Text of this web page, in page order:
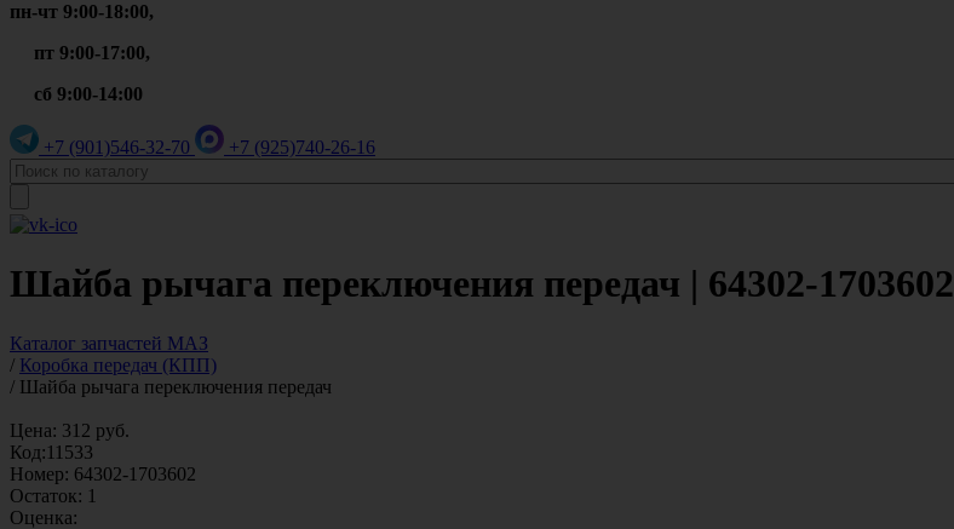
пн-чт 9:00-18:00,
пт 9:00-17:00,
сб 9:00-14:00
+7 (901)546-32-70 +7 (925)740-26-16
Шайба рычага переключения передач | 64302-1703602
Каталог запчастей МАЗ
/ Коробка передач (КПП)
/ Шайба рычага переключения передач
Цена: 312 руб.
Код:11533
Номер: 64302-1703602
Остаток: 1
Оценка: